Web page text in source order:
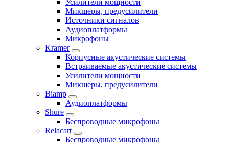
Усилители мощности
Микшеры, предусилители
Источники сигналов
Аудиоплатформы
Микрофоны
Kramer
Корпусные акустические системы
Встраиваемые акустические системы
Усилители мощности
Микшеры, предусилители
Biamp
Аудиоплатформы
Shure
Беспроводные микрофоны
Relacart
Беспроводные микрофоны